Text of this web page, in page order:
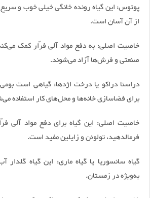
پوتوس: این گیاه رونده خانگی خیلی خوب و
از آن آسان است.
خاصیت اصلی: به دفع مواد آلی فرّار کمک
صنعتی و فرش‌ها آزاد می‌شوند.
دراسنا دراکو یا درخت اژدها: گیاهی است
برای فضا‌سازی خانه‌ها و محل‌های کار استفاده
خاصیت اصلی: این گیاه برای دفع مواد آلی
فرمالدهید، تولوئن و زایلین مفید است.
گیاه سانسوریا یا گیاه ماری: این گیاه
به‌ویژه در زمستان.